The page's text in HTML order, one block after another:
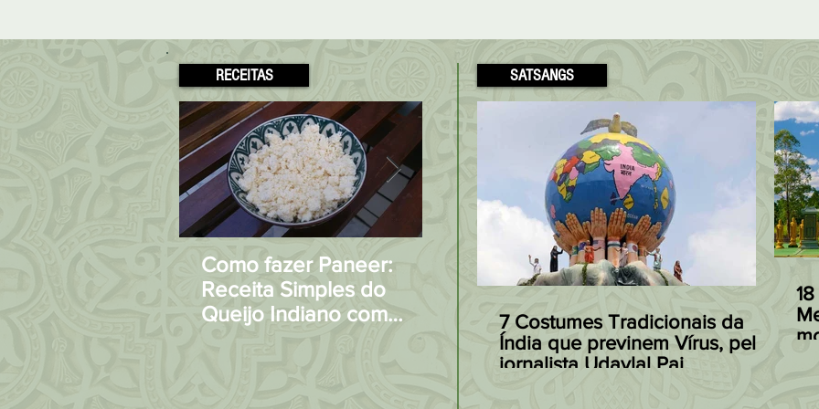
RECEITAS
Como fazer Paneer:
Receita Simples do
Queijo Indiano com
Modakas: o Doce
preferido de Ganesha à
base de Arroz, Coco e
Açúcar Mascavo
Receita
Patta Gobi,
Arroz com
à Indiana
SATSANGS
7 Costumes Tradicionais da
Índia que previnem Vírus, pelo
jornalista Udaylal Pai